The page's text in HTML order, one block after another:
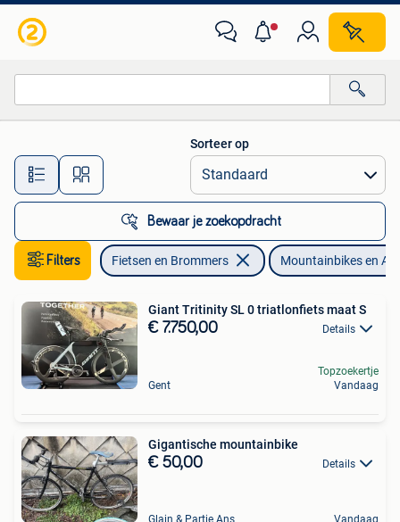
Alle afstanden…
Sorteer op
Bewaar je zoekopdracht
Filters Fietsen en Brommers Mountainbikes en
Giant Tritinity SL 0 triatlonfiets maat S
€ 7.750,00 Details
Gent
Topzoekertje
Vandaag
Gigantische mountainbike
€ 50,00 Details